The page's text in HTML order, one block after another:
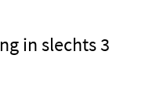
in slechts 3